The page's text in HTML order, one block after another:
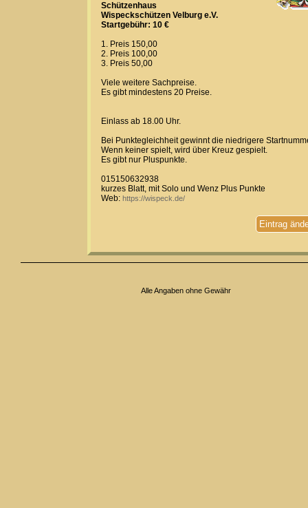
Schützenhaus
Wispeckschützen Velburg e.V.
Startgebühr: 10 €
1. Preis 150,00
2. Preis 100,00
3. Preis 50,00
Viele weitere Sachpreise.
Es gibt mindestens 20 Preise.
Einlass ab 18.00 Uhr.
Bei Punktegleichheit gewinnt die niedrigere
Wenn keiner spielt, wird über Kreuz gespielt.
Es gibt nur Pluspunkte.
015150632938
kurzes Blatt, mit Solo und Wenz Plus Punkte
Web: https://wispeck.de/
Eintrag
Alle Angaben ohne Gewähr